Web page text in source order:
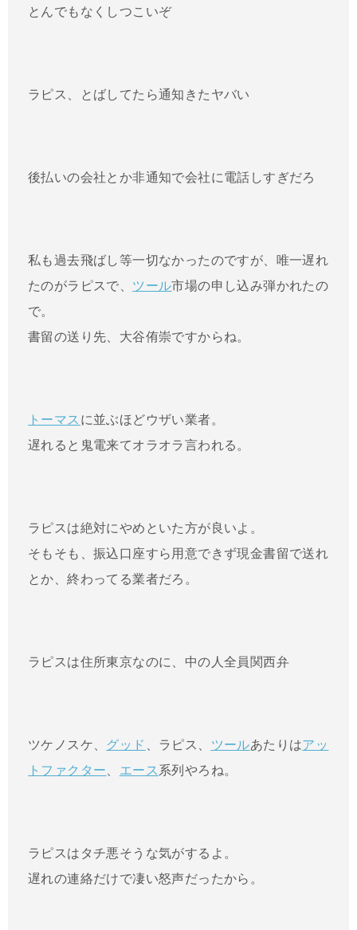
とんでもなくしつこいぞ
ラピス、とばしてたら通知きたヤバい
後払いの会社とか非通知で会社に電話しすぎだろ
私も過去飛ばし等一切なかったのですが、唯一遅れ
たのがラピスで、 ツール市場の申し込み弾かれたの
で。
書留の送り先、大谷侑崇ですからね。
トーマス に並ぶほどウザい業者。
遅れると鬼電来てオラオラ言われる。
ラピスは絶対にやめといた方が良いよ。
そもそも、振込口座すら用意できず現金書留で送れ
とか、終わってる業者だろ。
ラピスは住所東京なのに、中の人全員関西弁
ツケノスケ、 グッド 、ラピス、 ツールあたりはアッ
トファクター
エース 系列やろね。
ラピスはタチ悪そうな気がするよ。
遅れの連絡だけで凄い怒声だったから。